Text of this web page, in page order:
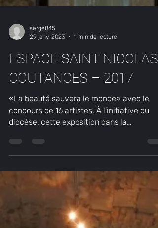
serge845
29 janv. 2023
1 min de lecture
ESPACE SAINT NICOLAS
«La beauté sauvera le monde» avec le
concours de 16 artistes. À l’initiative du
diocèse, cette exposition dans la
magnifique architecture...